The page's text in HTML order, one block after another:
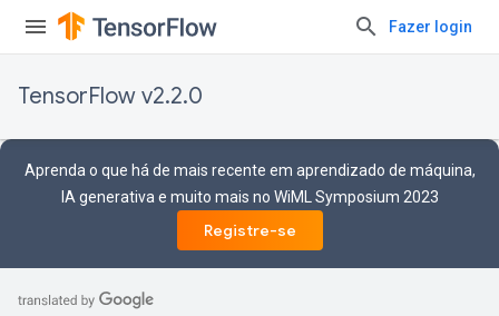
Fazer login
TensorFlow v2.2.0
Aprenda o que há de mais recente em aprendizado de máquina,
IA generativa e muito mais no WiML Symposium 2023
Registre-se